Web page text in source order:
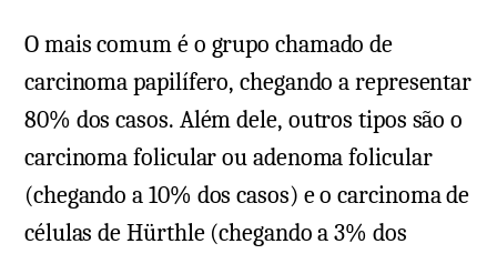
O mais comum é o grupo chamado de
carcinoma papilífero, chegando a representar
80% dos casos. Além dele, outros tipos são o
carcinoma folicular ou adenoma folicular
(chegando a 10% dos casos) e o carcinoma de
células de Hürthle (chegando a 3% dos